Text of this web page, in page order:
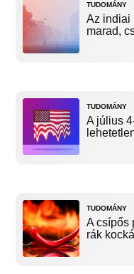
TUDOMÁNY
Az indiai
marad,
TUDOMÁNY
A július
TUDOMÁNY
A csípős
rák